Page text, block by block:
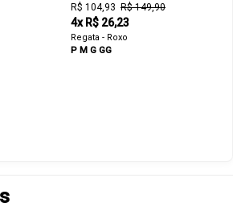
R$ 104,93 R$ 149,90
4x R$ 26,23
Regata - Roxo
P M G GG